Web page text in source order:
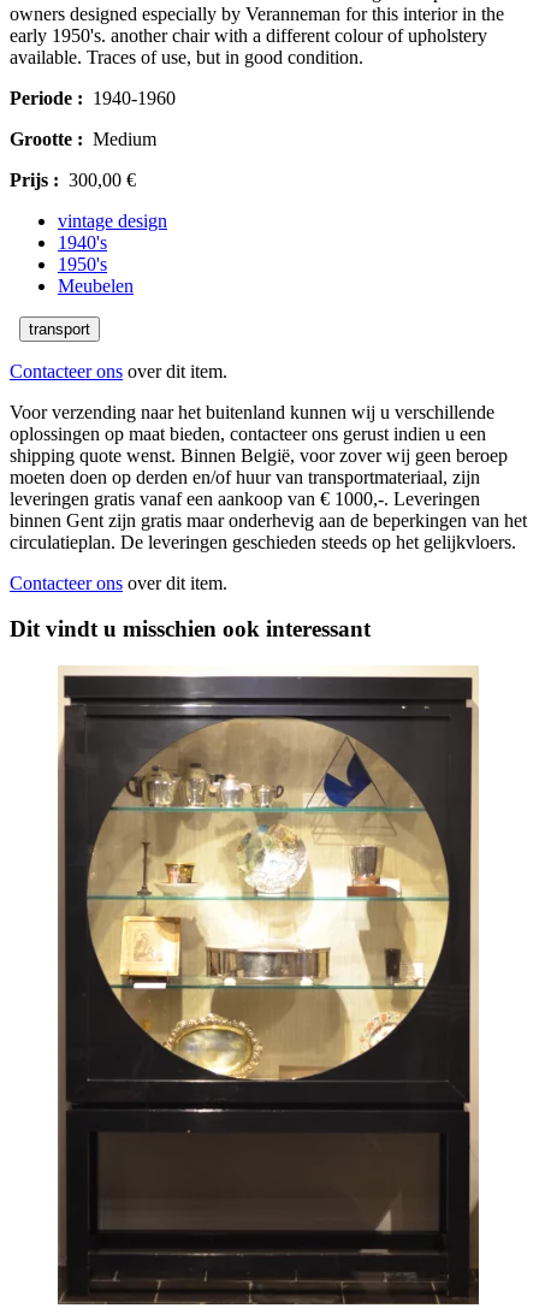
owners designed especially by Veranneman for this interior in the
early 1950's. another chair with a different colour of upholstery
available. Traces of use, but in good condition.
Periode : 1940-1960
Grootte : Medium
Prijs : 300,00 €
vintage design
1940's
1950's
Meubelen
transport
Contacteer ons over dit item.
Voor verzending naar het buitenland kunnen wij u verschillende
oplossingen op maat bieden, contacteer ons gerust indien u een
shipping quote wenst. Binnen België, voor zover wij geen beroep
moeten doen op derden en/of huur van transportmateriaal, zijn
leveringen gratis vanaf een aankoop van € 1000,-. Leveringen
binnen Gent zijn gratis maar onderhevig aan de beperkingen van het
circulatieplan. De leveringen geschieden steeds op het gelijkvloers.
Contacteer ons over dit item.
Dit vindt u misschien ook interessant